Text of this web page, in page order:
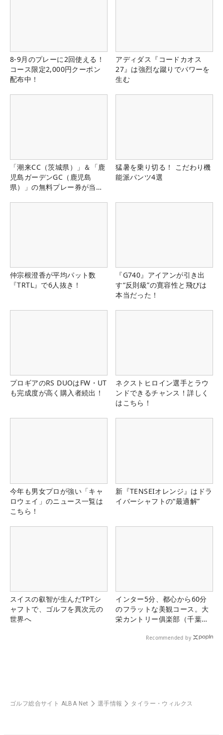
8-9月のプレーに2回使える！
コース限定2,000円クーポン
配布中！
アディダス『コードカオス
27』は強烈な蹴りでパワーを
生む
「潮来CC（茨城県）」＆「鹿
児島ガーデンGC（鹿児島
県）」の無料プレー券が当た
猛暑を乗り切る！ こだわり機
能派パンツ4選
仲宗根澄香が平均パット数
『TRTL』で6人抜き！
『G740』アイアンが引き出
す“反則級”の寛容性と飛びは
本当だった！
プロギアのRS DUOはFW・UT
も完成度が高く購入者続出！
ネクストヒロイン選手とラウ
ンドできるチャンス！詳しく
はこちら！
今年も男女プロが強い「キャ
ロウェイ」のニュース一覧は
こちら！
新『TENSEIオレンジ』はドラ
イバーシャフトの“最適解”
スイスの叡智が生んだTPTシ
ャフトで、ゴルフを異次元の
世界へ
インター5分、都心から60分
のフラットな美観コース。大
栄カントリー俱楽部（千葉
Recommended by
ゴルフ総合サイト ALBA Net 選手情報 タイラー・ウィルクス